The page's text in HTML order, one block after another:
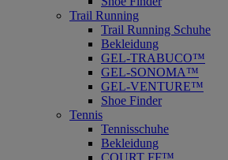
Trail Running
Trail Running Schuhe
Bekleidung
GEL-TRABUCO™
GEL-SONOMA™
GEL-VENTURE™
Shoe Finder
Tennis
Tennisschuhe
Bekleidung
COURT FF™